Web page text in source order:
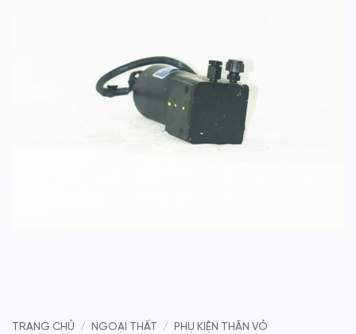
TRANG CHỦ / NGOẠI THẤT / PHỤ KIỆN THÂN VỎ